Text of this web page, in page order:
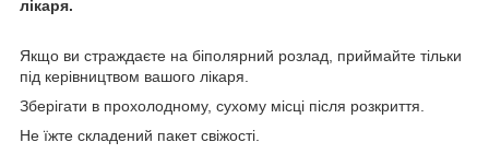
лікаря.
Якщо ви страждаєте на біполярний розлад, приймайте тільки
під керівництвом вашого лікаря.
Зберігати в прохолодному, сухому місці після розкриття.
Не їжте складений пакет свіжості.